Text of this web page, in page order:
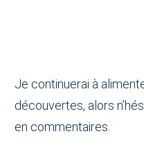
Je continuerai à
découvertes, alors
en commentaires.